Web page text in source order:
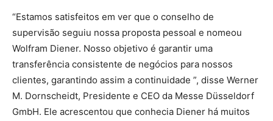
“Estamos satisfeitos em ver que o conselho de
supervisão seguiu nossa proposta pessoal e nomeou
Wolfram Diener. Nosso objetivo é garantir uma
transferência consistente de negócios para nossos
clientes, garantindo assim a continuidade ”, disse Werner
M. Dornscheidt, Presidente e CEO da Messe Düsseldorf
GmbH. Ele acrescentou que conhecia Diener há muitos